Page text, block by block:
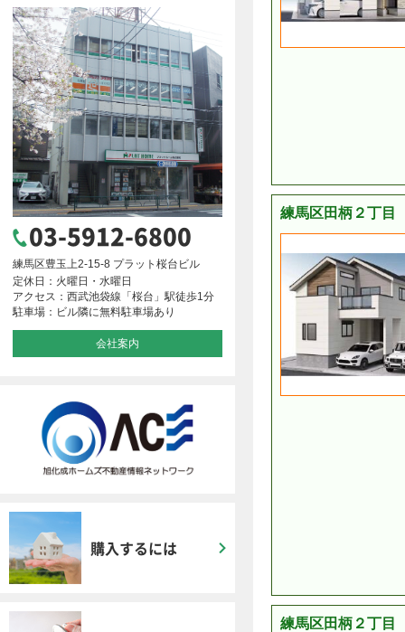
練馬区田柄２丁目
練馬区田柄２丁目
03-5912-6800
練馬区豊玉上2-15-8 プラット桜台ビル
定休日：火曜日・水曜日
アクセス：西武池袋線「桜台」駅徒歩1分
駐車場：ビル隣に無料駐車場あり
会社案内
購入するには